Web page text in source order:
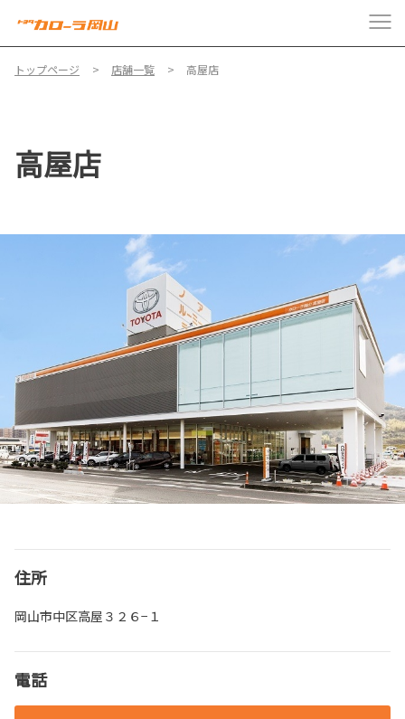
トップページ 店舗一覧 高屋店
高屋店
住所
岡山市中区高屋３２６−１
電話